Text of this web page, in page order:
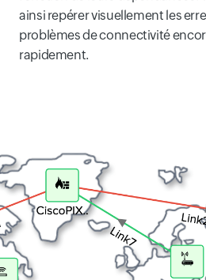
ainsi repérer visuellement les
problèmes de connectivité
rapidement.